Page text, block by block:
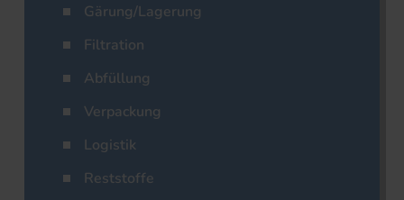
Gärung/Lagerung
Filtration
Abfüllung
Verpackung
Logistik
Reststoffe